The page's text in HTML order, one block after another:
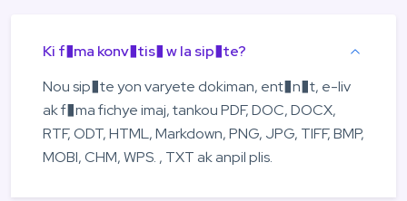
Ki f�ma konv�tis� w la sip�te?
Nou sip�te yon varyete dokiman, ent�n�t, e-liv
ak f�ma fichye imaj, tankou PDF, DOC, DOCX,
RTF, ODT, HTML, Markdown, PNG, JPG, TIFF, BMP,
MOBI, CHM, WPS. , TXT ak anpil plis.